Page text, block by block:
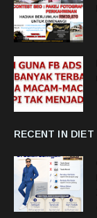
RECENT IN DIET